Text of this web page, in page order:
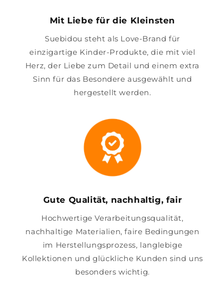
Mit Liebe für die Kleinsten
Suebidou steht als Love-Brand für
einzigartige Kinder-Produkte, die mit viel
Herz, der Liebe zum Detail und einem extra
Sinn für das Besondere ausgewählt und
hergestellt werden.
Gute Qualität, nachhaltig, fair
Hochwertige Verarbeitungsqualität,
nachhaltige Materialien, faire Bedingungen
im Herstellungsprozess, langlebige
Kollektionen und glückliche Kunden sind uns
besonders wichtig.